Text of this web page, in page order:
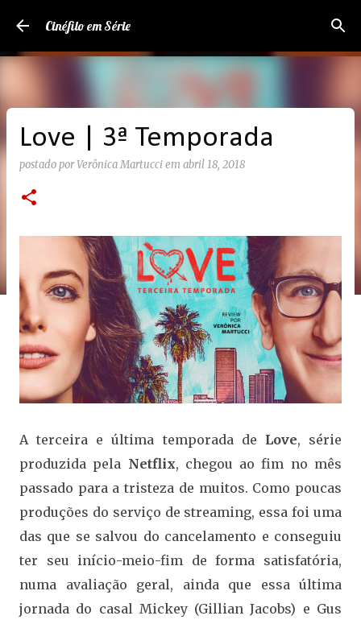
Pular para o conteúdo principal
Cinéfilo em Série
Love | 3ª Temporada
postado porVerônica Martucciem abril 18, 2018
A terceira e última temporada de Love, série
produzida pela Netflix, chegou ao fim no mês
passado para a tristeza de muitos. Como poucas
produções do serviço de streaming, essa foi uma
das que se salvou do cancelamento e conseguiu
ter seu início-meio-fim de forma satisfatória,
numa avaliação geral, ainda que essa última
jornada do casal Mickey (Gillian Jacobs) e Gus